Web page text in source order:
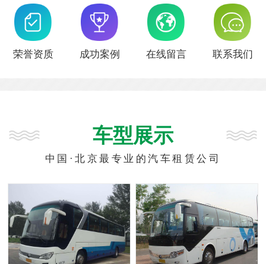
荣誉资质 成功案例 在线留言 联系我们
车型展示
中国·北京最专业的汽车租赁公司